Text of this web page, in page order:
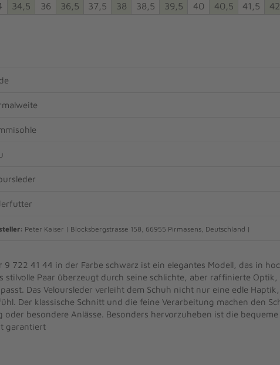
34,5 36 36,5 37,5 38 38,5 39,5 40 40,5 41,5 42
Peter Kaiser | Blocksbergstrasse 158, 66955 Pirmasens, Deutschland |
9 722 41 44 in der Farbe schwarz ist ein elegantes Modell, das in
stilvolle Paar überzeugt durch seine schlichte, aber raffinierte
Das Veloursleder verleiht dem Schuh nicht nur eine edle
Der klassische Schnitt und die feine Verarbeitung machen den
oder besondere Anlässe. Besonders hervorzuheben ist die
garantiert